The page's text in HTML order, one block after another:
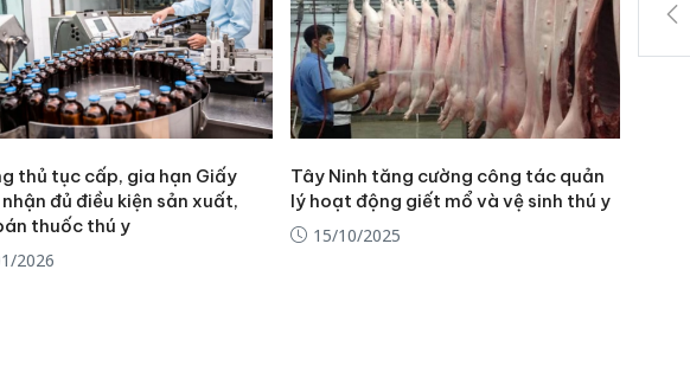
thủ tục cấp, gia hạn Giấy
đủ điều kiện sản xuất,
thuốc thú y
2026
Tây Ninh tăng cường công tác quản
lý hoạt động giết mổ và vệ sinh thú y
15/10/2025